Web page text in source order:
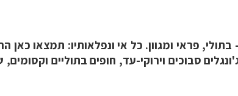
פראי ומגוון. כל אי ונפלאותיו: תמצאו כאן
סבוכים וירוקי-עד, חופים בתוליים וקסומים,